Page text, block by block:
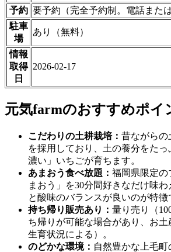
予約 要予約（完全予約制。電話また
駐車
場
あり（無料）
情報
取得
日
2026-02-17
元気farmのおすすめポイ
こだわりの土耕栽培： 昔ながらの
を採用しており、土の養分をた
濃い」いちごが育ちます。
あまおう食べ放題： 福岡県限定の
まおう」を30分間好きなだけ味
と酸味のバランスが良いのが特徴
持ち帰り販売あり： 量り売り（
ち帰りが可能な場合があり、お
生育状況による）。
のどかな環境： 自然豊かな上毛